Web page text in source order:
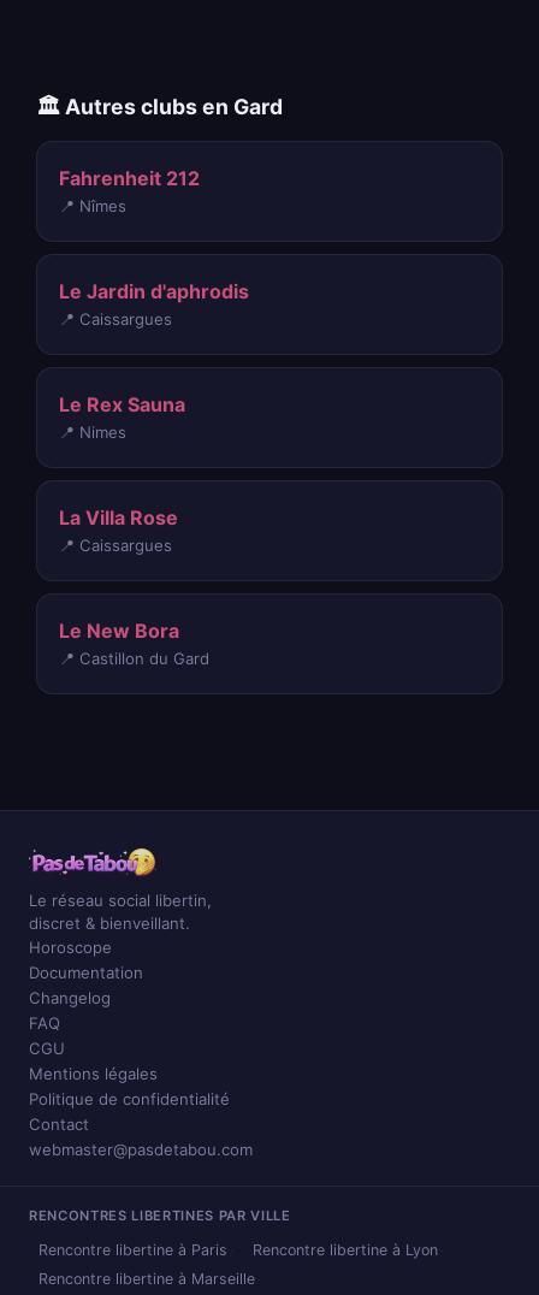
🏛️ Autres clubs en Gard
Fahrenheit 212
📍 Nîmes
Le Jardin d'aphrodis
📍 Caissargues
Le Rex Sauna
📍 Nimes
La Villa Rose
📍 Caissargues
Le New Bora
📍 Castillon du Gard
Le réseau social libertin,
discret & bienveillant.
Horoscope
Documentation
Changelog
FAQ
CGU
Mentions légales
Politique de confidentialité
Contact
webmaster@pasdetabou.com
RENCONTRES LIBERTINES PAR VILLE
Rencontre libertine à Paris
Rencontre libertine à Lyon
Rencontre libertine à Marseille